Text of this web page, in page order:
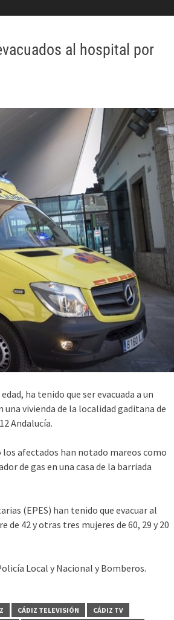
al hospital por
ha tenido que ser evacuada a un
vivienda de la localidad gaditana de
Andalucía.
los afectados han notado mareos como
de gas en una casa de la barriada
(EPES) han tenido que evacuar al
42 y otras tres mujeres de 60, 29 y 20
Local y Nacional y Bomberos.
CÁDIZ TELEVISIÓN
CÁDIZ TV